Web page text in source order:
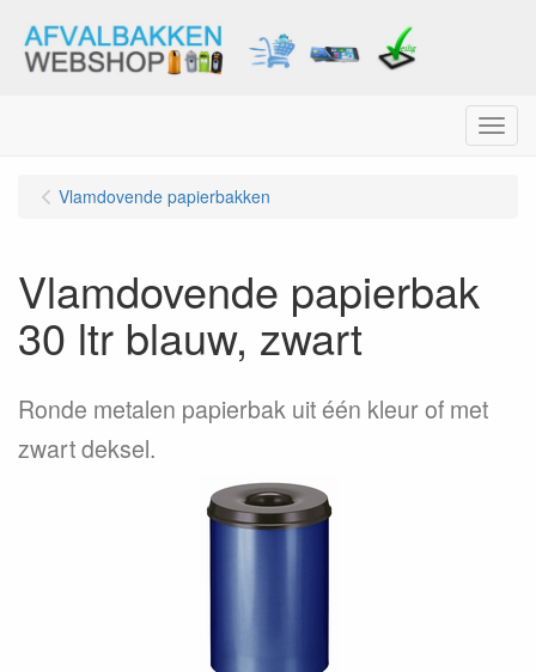
Menu
Vlamdovende papierbakken
Vlamdovende papierbak
30 ltr blauw, zwart
Ronde metalen papierbak uit één kleur of met
zwart deksel.